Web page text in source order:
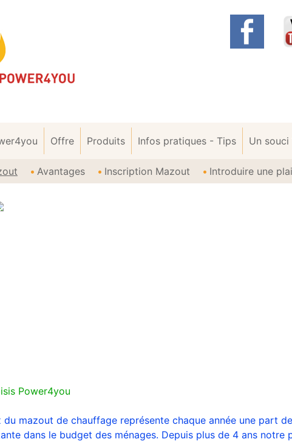
Offre Produits Infos pratiques - Tips Un souci
Avantages Inscription Mazout Introduire une
Power4you
du mazout de chauffage représente chaque année une part
dans le budget des ménages. Depuis plus de 4 ans notre